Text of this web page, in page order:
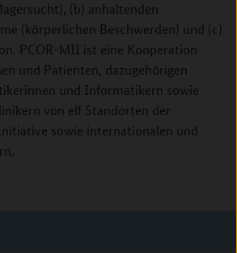
(b) anhaltenden
(körperlichen Beschwerden) und (c)
PCOR-MII ist eine Kooperation
und Patienten, dazugehörigen
und Informatikern sowie
von elf Standorten der
sowie internationalen und